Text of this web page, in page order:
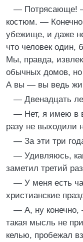
— Потрясающе! —
костюм. —
убежище, и даже
что человек один,
Мы, правда,
обычных домов,
А вы — вы ведь
— Двенадцать
— Нет, я имею в
разу не выходили
— За эти три
— Удивляюсь,
заметил третий
— У меня есть
христианские
— А, ну конечно,
такая мысль не
келью, пробежал